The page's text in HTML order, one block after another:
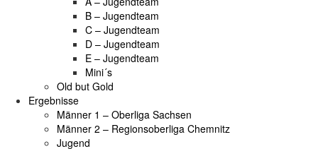
B – Jugendteam
C – Jugendteam
D – Jugendteam
E – Jugendteam
Mini´s
Old but Gold
Ergebnisse
Männer 1 – Oberliga Sachsen
Männer 2 – Regionsoberliga Chemnitz
Jugend